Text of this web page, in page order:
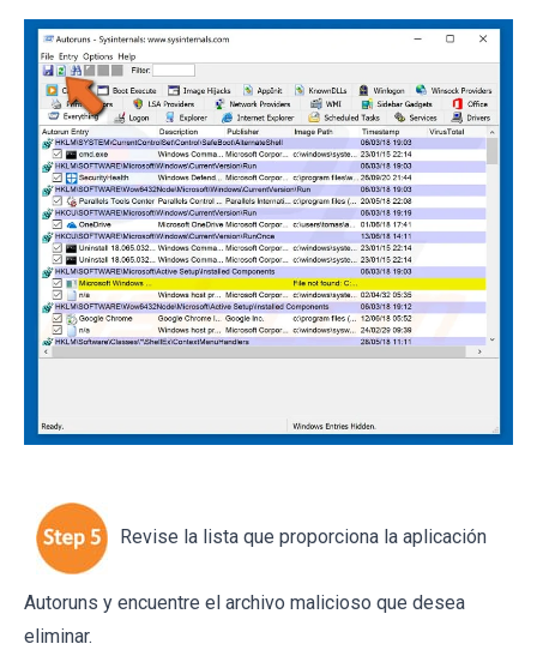
Revise la lista que proporciona la aplicación
Autoruns y encuentre el archivo malicioso que desea
eliminar.